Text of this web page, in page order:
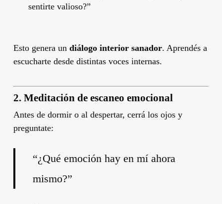
sentirte valioso?”
Esto genera un diálogo interior sanador. Aprendés a
escucharte desde distintas voces internas.
2. Meditación de escaneo emocional
Antes de dormir o al despertar, cerrá los ojos y
preguntate:
“¿Qué emoción hay en mí ahora
mismo?”